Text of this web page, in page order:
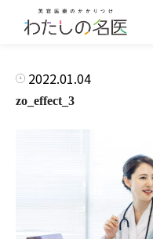
2022.01.04
zo_effect_3